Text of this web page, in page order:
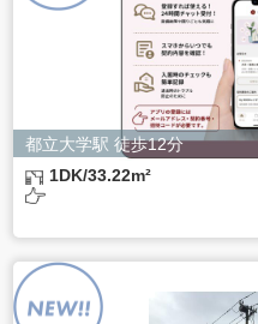
都立大学駅 徒歩12分
1DK/33.22m²